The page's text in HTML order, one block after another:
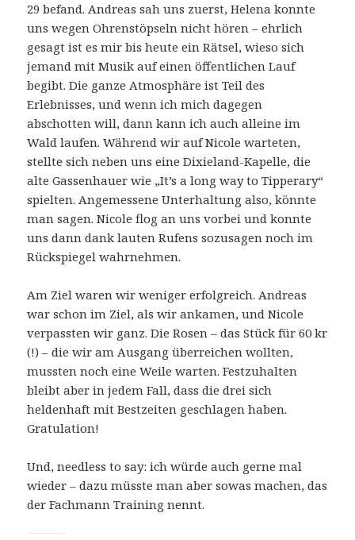
29 befand. Andreas sah uns zuerst, Helena konnte
uns wegen Ohrenstöpseln nicht hören – ehrlich
gesagt ist es mir bis heute ein Rätsel, wieso sich
jemand mit Musik auf einen öffentlichen Lauf
begibt. Die ganze Atmosphäre ist Teil des
Erlebnisses, und wenn ich mich dagegen
abschotten will, dann kann ich auch alleine im
Wald laufen. Während wir auf Nicole warteten,
stellte sich neben uns eine Dixieland-Kapelle, die
alte Gassenhauer wie „It’s a long way to Tipperary“
spielten. Angemessene Unterhaltung also, könnte
man sagen. Nicole flog an uns vorbei und konnte
uns dann dank lauten Rufens sozusagen noch im
Rückspiegel wahrnehmen.
Am Ziel waren wir weniger erfolgreich. Andreas
war schon im Ziel, als wir ankamen, und Nicole
verpassten wir ganz. Die Rosen – das Stück für 60 kr
(!) – die wir am Ausgang überreichen wollten,
mussten noch eine Weile warten. Festzuhalten
bleibt aber in jedem Fall, dass die drei sich
heldenhaft mit Bestzeiten geschlagen haben.
Gratulation!
Und, needless to say: ich würde auch gerne mal
wieder – dazu müsste man aber sowas machen, das
der Fachmann Training nennt.